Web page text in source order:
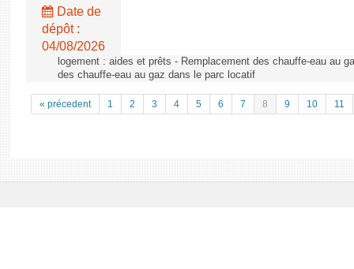
Date de
dépôt :
04/08/2026
logement : aides et prêts - Remplacement des chauffe-eau au
des chauffe-eau au gaz dans le parc locatif
« précedent 1 2 3 4 5 6 7 8 9 10 11